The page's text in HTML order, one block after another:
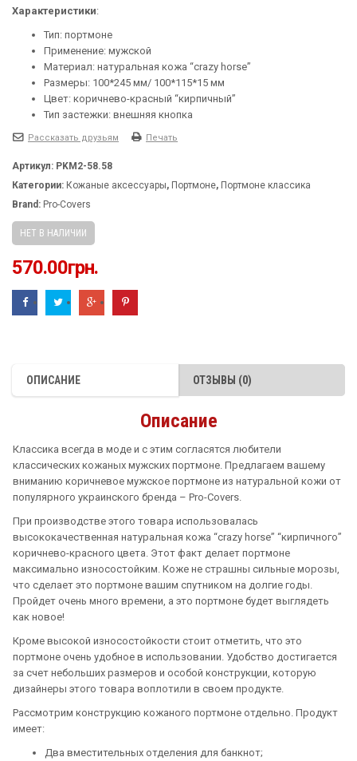
Характеристики:
Тип: портмоне
Применение: мужской
Материал: натуральная кожа “crazy horse”
Размеры: 100*245 мм/ 100*115*15 мм
Цвет: коричнево-красный “кирпичный”
Тип застежки: внешняя кнопка
Рассказать друзьям Печать
Артикул: PKM2-58.58
Категории: Кожаные аксессуары, Портмоне, Портмоне классика
Brand: Pro-Covers
НЕТ В НАЛИЧИИ
570.00грн.
ОПИСАНИЕ ОТЗЫВЫ (0)
Описание
Классика всегда в моде и с этим согласятся любители
классических кожаных мужских портмоне. Предлагаем вашему
вниманию коричневое мужское портмоне из натуральной кожи от
популярного украинского бренда – Pro-Covers.
При производстве этого товара использовалась
высококачественная натуральная кожа “crazy horse” “кирпичного”
коричнево-красного цвета. Этот факт делает портмоне
максимально износостойким. Коже не страшны сильные морозы,
что сделает это портмоне вашим спутником на долгие годы.
Пройдет очень много времени, а это портмоне будет выглядеть
как новое!
Кроме высокой износостойкости стоит отметить, что это
портмоне очень удобное в использовании. Удобство достигается
за счет небольших размеров и особой конструкции, которую
дизайнеры этого товара воплотили в своем продукте.
Рассмотрим конструкцию кожаного портмоне отдельно. Продукт
имеет:
Два вместительных отделения для банкнот;